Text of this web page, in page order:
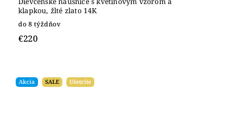
klapkou, žlté zlato 14K
do 8 týždňov
€220
Akcia SALE Ušetríte